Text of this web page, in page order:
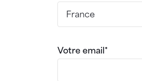
Votre email*